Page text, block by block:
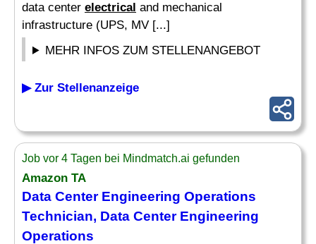
data center electrical and mechanical
infrastructure (UPS, MV [...]
MEHR INFOS ZUM STELLENANGEBOT
▶ Zur Stellenanzeige
Job vor 4 Tagen bei Mindmatch.ai gefunden
Amazon TA
Data Center Engineering Operations
Technician, Data Center Engineering
Operations